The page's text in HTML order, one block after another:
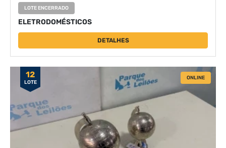
LOTE ENCERRADO
ELETRODOMÉSTICOS
DETALHES
12
LOTE
ONLINE